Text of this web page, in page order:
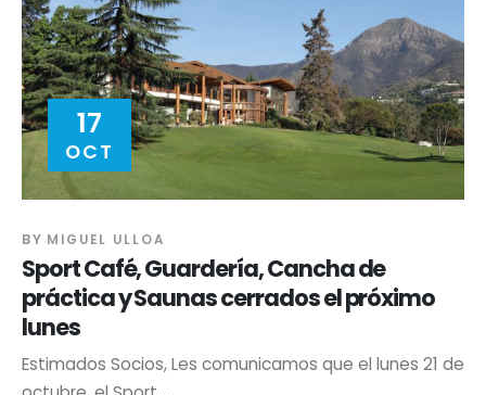
17
OCT
BY MIGUEL ULLOA
Sport Café, Guardería, Cancha de
práctica y Saunas cerrados el próximo
lunes
Estimados Socios, Les comunicamos que el lunes 21 de